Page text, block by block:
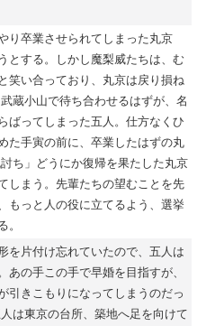
り卒業させられてしまった丸京
とする。しかし魔梨威たちは、む
笑い合っており、丸京は戻り損ね
蔵小山で待ち合わせるはずが、名
ばってしまった五人。仕方なくひ
た手寅の前に、卒業したはずの丸
ち」どうにか復帰を果たした丸京
しまう。先輩たちの望むことを先
もっと人の役に立てるよう、選挙
。
を片付け忘れていたので、五人は
あの手この手で早婚を目指すが、
引きこもりになってしまうのだっ
は東京の台所、築地へ足を向けて